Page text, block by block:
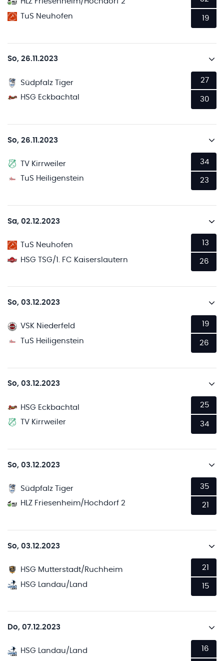
TuS Neuhofen
19
So, 26.11.2023
Südpfalz Tiger
HSG Eckbachtal
27
30
So, 26.11.2023
TV Kirrweiler
TuS Heiligenstein
34
23
Sa, 02.12.2023
TuS Neuhofen
HSG TSG/1. FC Kaiserslautern
13
26
So, 03.12.2023
VSK Niederfeld
TuS Heiligenstein
19
26
So, 03.12.2023
HSG Eckbachtal
TV Kirrweiler
25
34
So, 03.12.2023
Südpfalz Tiger
HLZ Friesenheim/Hochdorf 2
35
21
So, 03.12.2023
HSG Mutterstadt/Ruchheim
HSG Landau/Land
21
15
Do, 07.12.2023
HSG Landau/Land
16